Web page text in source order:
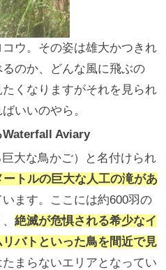
ウ。その姿は雄大かつきれ
のか、どんな風に飛ぶの
くなりますがそれを見られ
いいのやら。
Aviary
大な鳥かご）と名付けられ
ートルの巨大な人工の滝があ
ます。ここには約600羽の
絶滅が危惧される希少なイ
バトといった鳥を間近で見
まらないエリアとなってい